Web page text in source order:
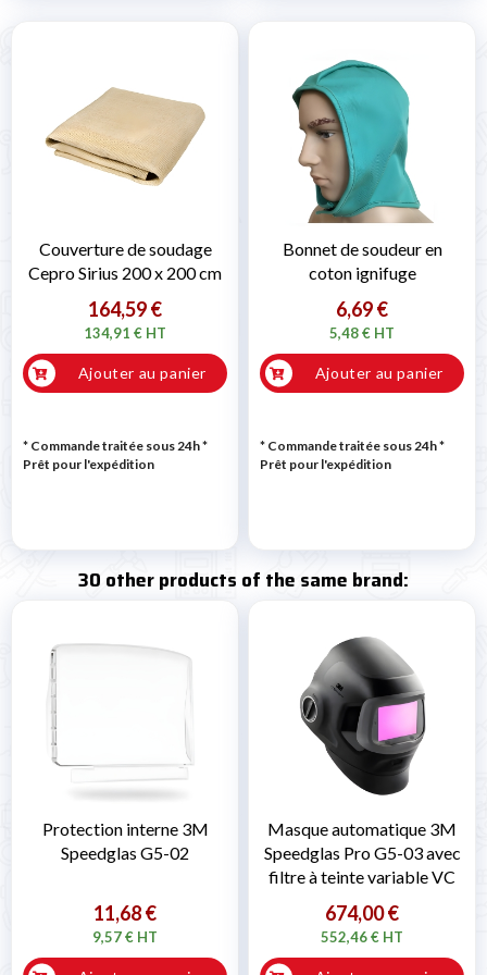
Couverture de soudage
Cepro Sirius 200 x 200 cm
164,59 €
134,91 € HT
Ajouter au panier
* Commande traitée sous 24h*
Prêt pour l'expédition
Bonnet de soudeur en
coton ignifuge
6,69 €
5,48 € HT
Ajouter au panier
* Commande traitée sous 24h*
Prêt pour l'expédition
30 other products of the same brand:
Protection interne 3M
Speedglas G5-02
11,68 €
9,57 € HT
Masque automatique 3M
Speedglas Pro G5-03 avec
filtre à teinte variable VC
674,00 €
552,46 € HT